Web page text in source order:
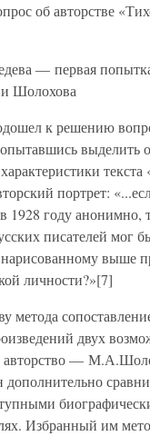
об авторстве
— первая
Шолохова
к решению
выделить
портрет:
1928 году анонимно,
писателей мог
нарисованному выше
личности?»[7]
метода
двух
авторство —
Избранный им